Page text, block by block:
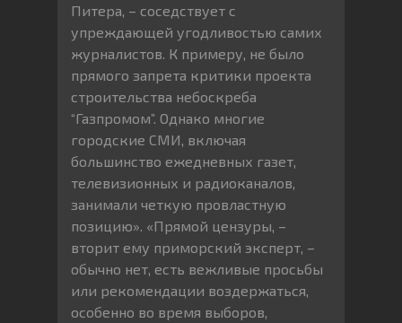
Питера, – соседствует с
упреждающей угодливостью самих
журналистов. К примеру, не было
прямого запрета критики проекта
строительства небоскреба
“Газпромом”. Однако многие
городские СМИ, включая
большинство ежедневных газет,
телевизионных и радиоканалов,
занимали четкую провластную
позицию». «Прямой цензуры, –
вторит ему приморский эксперт, –
обычно нет, есть вежливые просьбы
или рекомендации воздержаться,
особенно во время выборов,